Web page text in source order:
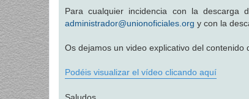
Para cualquier incidencia con la
administrador@unionoficiales.org y con la
Os dejamos un video explicativo del
Podéis visualizar el vídeo clicando aquí